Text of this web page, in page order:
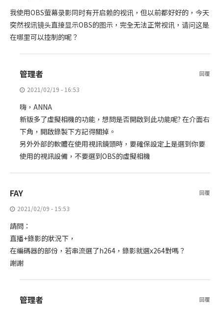
我使用OBS萤幕录影同时有开启赖的视讯，但以前都好好的，今天
突然视讯镜头直接显示OBS的图示，完全无法正常视讯，请问这是
在哪里可以控制的呢？
管理者
2021/02/19 - 16:53
嗨，ANNA
新版多了虛擬相機的功能，想問是否開啟到此功能呢? 在介面右
下角，開啟錄製下方記得關掉。
另外外部的軟體在使用視訊鏡頭時，要確保設定上是選到你要
使用的視訊設備，不要選到OBS的虛擬相機
回覆
FAY
2021/02/09 - 15:53
請問：
直播+錄影的狀況下，
在編碼器的部份，若串流選了h264，錄影就選x264對嗎？
謝謝
回覆
管理者 回覆